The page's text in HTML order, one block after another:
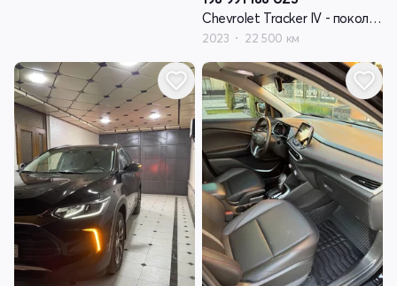
Chevrolet Tracker IV - поколение
2023 22 500 км